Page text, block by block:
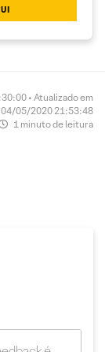
• Atualizado em
04/05/2020 21:53:48
1 minuto de leitura